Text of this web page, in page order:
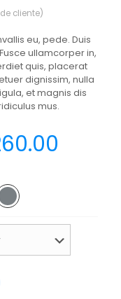
cliente)
eu, pede. Duis
ullamcorper in,
quis, placerat
dignissim, nulla
et magnis dis
mus.